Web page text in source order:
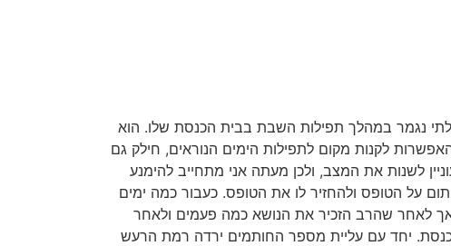
נגמר במהלך תפילות השבת בבית הכנסת שלו. הוא
לקנות מקום לתפילות הימים הנוראים, חילק גם
לשנות את המצב, ולכן מעתה אני מתחייב להימנע
על הטופס ולהחזיר לו את הטופס. כעבור כמה ימים
לאחר שהרב הזכיר את הנושא כמה פעמים ולאחר
יחד עם עליית מספר החותמים ירדה רמת הרעש